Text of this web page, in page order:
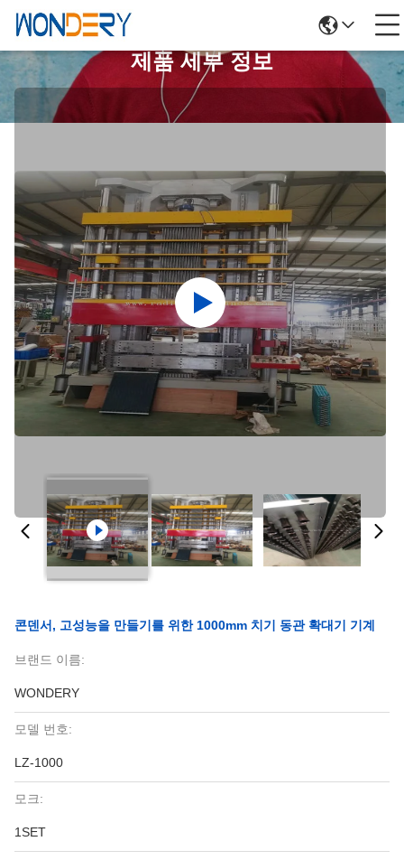
제품 세부 정보
콘덴서, 고성능을 만들기를 위한 1000mm 치기 동관 확대기 기계
브랜드 이름:
WONDERY
모델 번호:
LZ-1000
모크:
1SET